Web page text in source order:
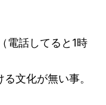
電話してると1時
文化が無い事。